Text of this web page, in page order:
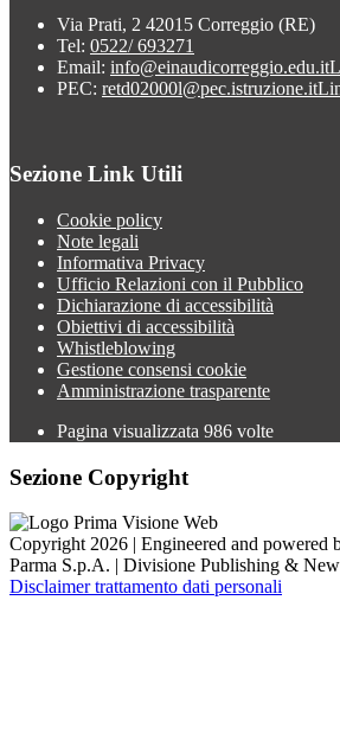
Via Prati, 2 42015 Correggio (RE)
Tel: 0522/ 693271
Email: info@einaudicorreggio.edu.it
PEC: retd02000l@pec.istruzione.it
Sezione Link Utili
Cookie policy
Note legali
Informativa Privacy
Ufficio Relazioni con il Pubblico
Dichiarazione di accessibilità
Obiettivi di accessibilità
Whistleblowing
Gestione consensi cookie
Amministrazione trasparente
Pagina visualizzata 986 volte
Sezione Copyright
Copyright 2026 | Engineered and powered
Parma S.p.A. | Divisione Publishing &
Disclaimer trattamento dati personali